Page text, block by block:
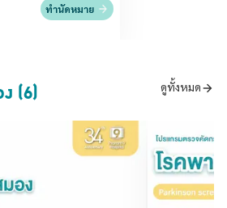
ทำนัดหมาย
(6) ดูทั้งหมด